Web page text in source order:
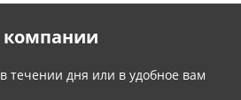
течении дня или в удобное вам